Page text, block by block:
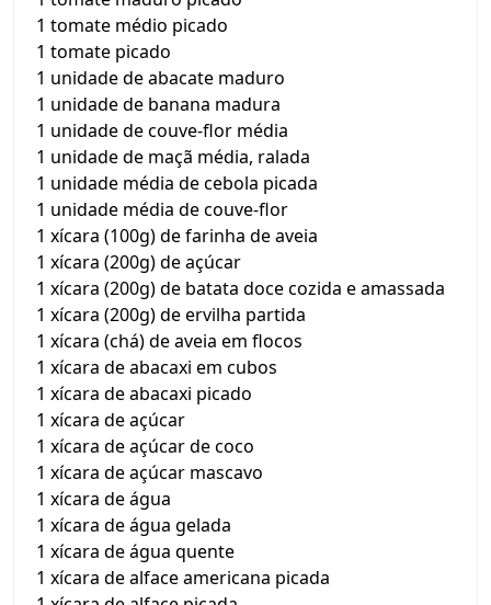
1 tomate médio picado
1 tomate picado
1 unidade de abacate maduro
1 unidade de banana madura
1 unidade de couve-flor média
1 unidade de maçã média, ralada
1 unidade média de cebola picada
1 unidade média de couve-flor
1 xícara (100g) de farinha de aveia
1 xícara (200g) de açúcar
1 xícara (200g) de batata doce cozida e amassada
1 xícara (200g) de ervilha partida
1 xícara (chá) de aveia em flocos
1 xícara de abacaxi em cubos
1 xícara de abacaxi picado
1 xícara de açúcar
1 xícara de açúcar de coco
1 xícara de açúcar mascavo
1 xícara de água
1 xícara de água gelada
1 xícara de água quente
1 xícara de alface americana picada